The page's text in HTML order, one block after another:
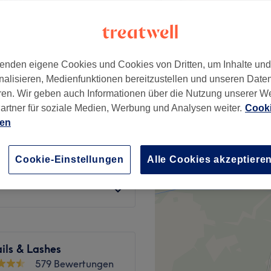
ab 29 €
mit färben
98 €
118 €
& Lashes
579 Bewertungen
eigene Cookies und Cookies von Dritten, um Inhalte
Medienfunktionen bereitzustellen und unseren
Wir geben auch Informationen über die Nutzung unserer
für soziale Medien, Werbung und Analysen weiter.
Cookie-Einstellungen Alle Cookies akzeptieren